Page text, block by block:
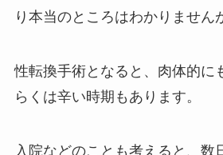
り本当のところはわかりません
性転換手術となると、肉体的に
らくは辛い時期もあります。
入院などのことも考えると、数